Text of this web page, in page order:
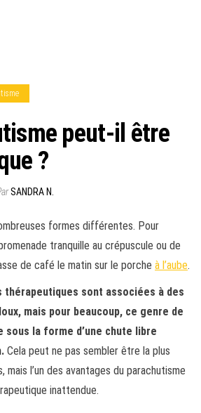
peut-il être
?
SANDRA N.
formes différentes. Pour
tranquille au crépuscule ou de
de café le matin sur le porche à l’aube.
thérapeutiques sont associées à des
mais pour beaucoup, ce genre de
sous la forme d’une chute libre
Cela peut ne pas sembler être la plus
l’un des avantages du parachutisme
inattendue.